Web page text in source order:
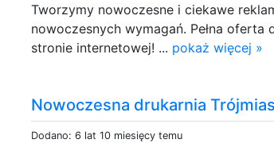
Tworzymy nowoczesne i ciekawe
nowoczesnych wymagań. Pełna oferta
stronie internetowej! ... pokaż więcej »
Nowoczesna drukarnia
Dodano: 6 lat 10 miesięcy temu